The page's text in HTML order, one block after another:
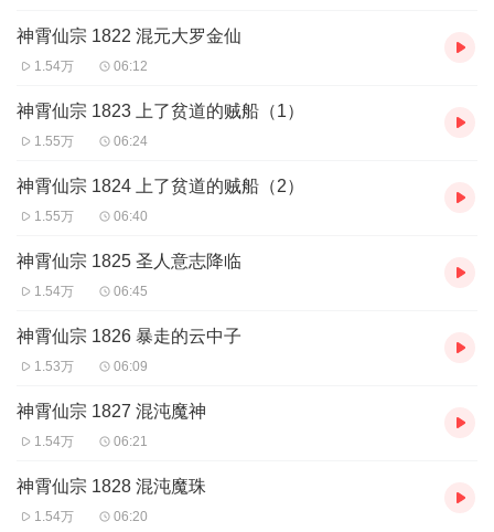
神霄仙宗 1822 混元大罗金仙
1.54万 06:12
神霄仙宗 1823 上了贫道的贼船（1）
1.55万 06:24
神霄仙宗 1824 上了贫道的贼船（2）
1.55万 06:40
神霄仙宗 1825 圣人意志降临
1.54万 06:45
神霄仙宗 1826 暴走的云中子
1.53万 06:09
神霄仙宗 1827 混沌魔神
1.54万 06:21
神霄仙宗 1828 混沌魔珠
1.54万 06:20